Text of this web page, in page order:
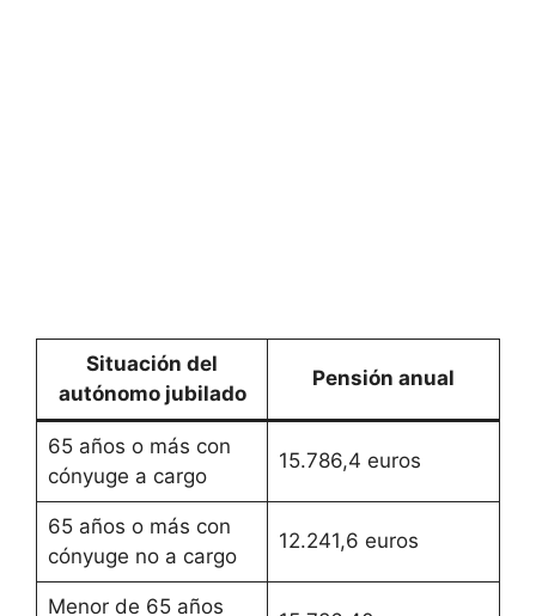
Situación del
autónomo jubilado
Pensión anual
65 años o más con
cónyuge a cargo
15.786,4 euros
65 años o más con
cónyuge no a cargo
12.241,6 euros
Menor de 65 años